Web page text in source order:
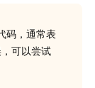
码，通常表
可以尝试